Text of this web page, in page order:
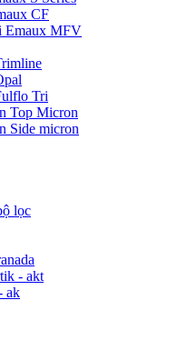
CF
Emaux MFV
Tri
Top Micron
Side micron
lọc
- akt
ak